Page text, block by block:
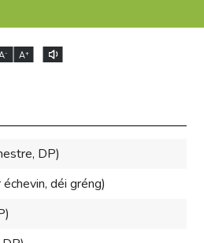
- A+
DP)
déi gréng)